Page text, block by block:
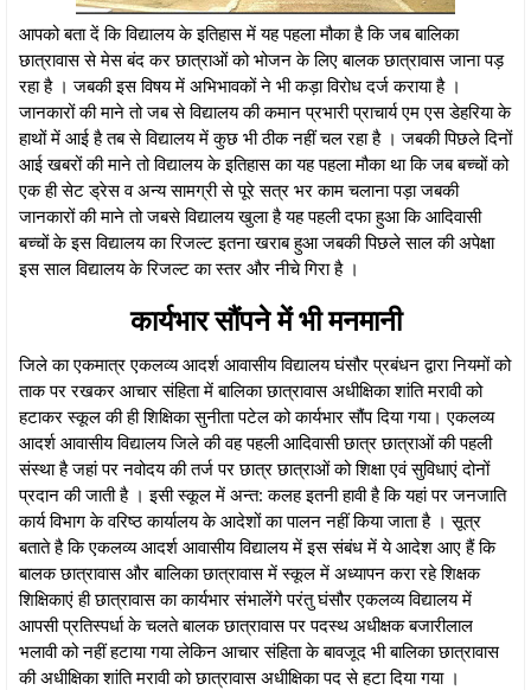
आपको बता दें कि विद्यालय के इतिहास में यह पहला मौका है कि जब बालिका
छात्रावास से मेस बंद कर छात्राओं को भोजन के लिए बालक छात्रावास जाना पड़
रहा है । जबकी इस विषय में अभिभावकों ने भी कड़ा विरोध दर्ज कराया है ।
जानकारों की माने तो जब से विद्यालय की कमान प्रभारी प्राचार्य एम एस डेहरिया के
हाथों में आई है तब से विद्यालय में कुछ भी ठीक नहीं चल रहा है । जबकी पिछले दिनों
आई खबरों की माने तो विद्यालय के इतिहास का यह पहला मौका था कि जब बच्चों को
एक ही सेट ड्रेस व अन्य सामग्री से पूरे सत्र भर काम चलाना पड़ा जबकी
जानकारों की माने तो जबसे विद्यालय खुला है यह पहली दफा हुआ कि आदिवासी
बच्चों के इस विद्यालय का रिजल्ट इतना खराब हुआ जबकी पिछले साल की अपेक्षा
इस साल विद्यालय के रिजल्ट का स्तर और नीचे गिरा है ।
कार्यभार सौंपने में भी मनमानी
जिले का एकमात्र एकलव्य आदर्श आवासीय विद्यालय घंसौर प्रबंधन द्वारा नियमों को
ताक पर रखकर आचार संहिता में बालिका छात्रावास अधीक्षिका शांति मरावी को
हटाकर स्कूल की ही शिक्षिका सुनीता पटेल को कार्यभार सौंप दिया गया। एकलव्य
आदर्श आवासीय विद्यालय जिले की वह पहली आदिवासी छात्र छात्राओं की पहली
संस्था है जहां पर नवोदय की तर्ज पर छात्र छात्राओं को शिक्षा एवं सुविधाएं दोनों
प्रदान की जाती है । इसी स्कूल में अन्त: कलह इतनी हावी है कि यहां पर जनजाति
कार्य विभाग के वरिष्ठ कार्यालय के आदेशों का पालन नहीं किया जाता है । सूत्र
बताते है कि एकलव्य आदर्श आवासीय विद्यालय में इस संबंध में ये आदेश आए हैं कि
बालक छात्रावास और बालिका छात्रावास में स्कूल में अध्यापन करा रहे शिक्षक
शिक्षिकाएं ही छात्रावास का कार्यभार संभालेंगे परंतु घंसौर एकलव्य विद्यालय में
आपसी प्रतिस्पर्धा के चलते बालक छात्रावास पर पदस्थ अधीक्षक बजारीलाल
भलावी को नहीं हटाया गया लेकिन आचार संहिता के बावजूद भी बालिका छात्रावास
की अधीक्षिका शांति मरावी को छात्रावास अधीक्षिका पद से हटा दिया गया ।